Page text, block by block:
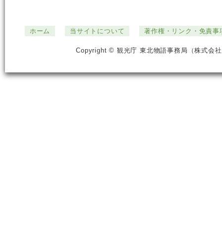
ホーム 当サイトについて 著作権・リンク・免責事
Copyright © 観光庁 東北物語事務局（株式会